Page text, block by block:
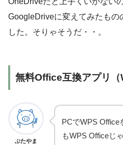
GoogleDriveに変えてみたもの
した。そりゃそうだ・・。
無料Office互換アプリ（
ぶたやま
PCでWPS Office
もWPS Officeじ